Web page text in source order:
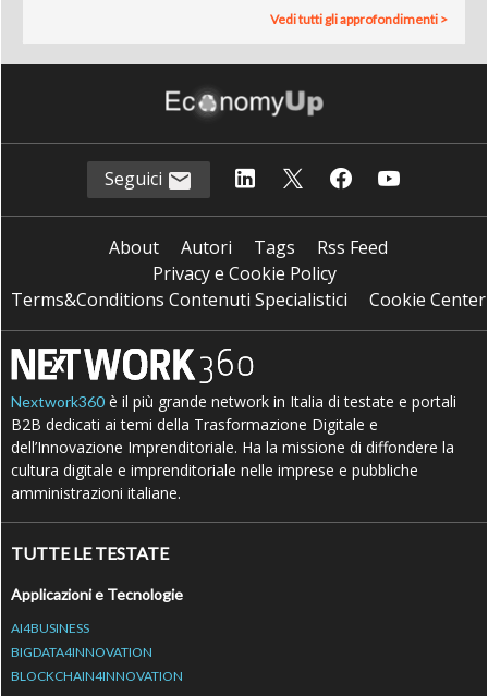
Vedi tutti gli approfondimenti >
Seguici
About Autori Tags
Rss Feed
Privacy e Cookie Policy
Terms&Conditions Contenuti Specialistici
Cookie Center
Nextwork360 è il più grande network in Italia di testate e portali
B2B dedicati ai temi della Trasformazione Digitale e
dell’Innovazione Imprenditoriale. Ha la missione di diffondere la
cultura digitale e imprenditoriale nelle imprese e pubbliche
amministrazioni italiane.
TUTTE LE TESTATE
Applicazioni e Tecnologie
AI4BUSINESS
BIGDATA4INNOVATION
BLOCKCHAIN4INNOVATION